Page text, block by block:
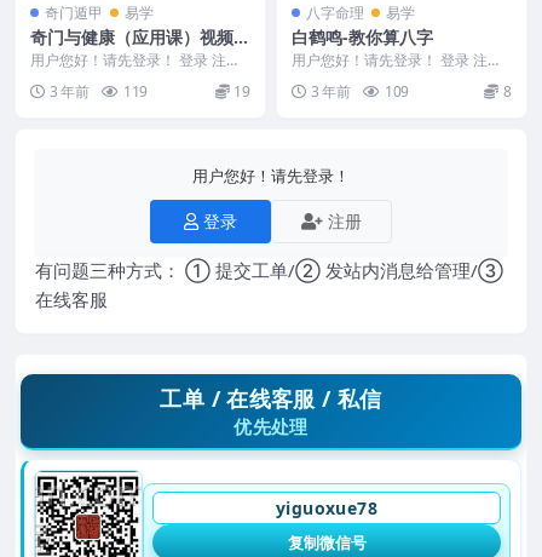
奇门遁甲 易学
奇门与健康（应用课）视频1
集
用户您好！请先登录！ 登录 注册
奇门与健康（应用课） Y2305-16
4 3 年前 119 19
八字命理 易学
白鹤鸣-教你算八字
用户您好！请先登录！ 登录 注册
编号：Y2309-34-51- 白鹤鸣-教你
算...3 年前 109 8
用户您好！请先登录！
登录 注册
有问题三种方式： ① 提交工单/② 发站内消息给管理/③
在线客服
工单 / 在线客服 / 私信
优先处理
yiguoxue78
复制微信号